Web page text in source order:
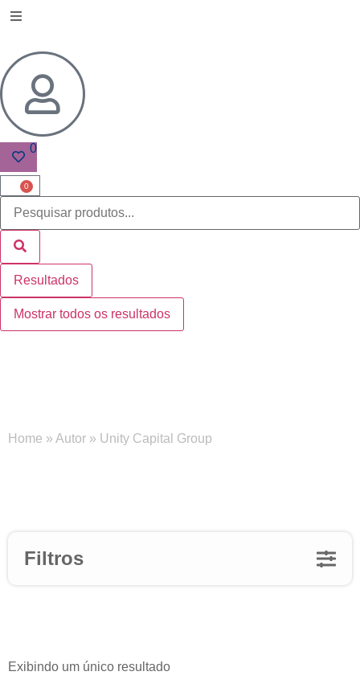
0
0
Resultados
Mostrar todos os resultados
Home » Autor » Unity Capital Group
Filtros
Exibindo um único resultado